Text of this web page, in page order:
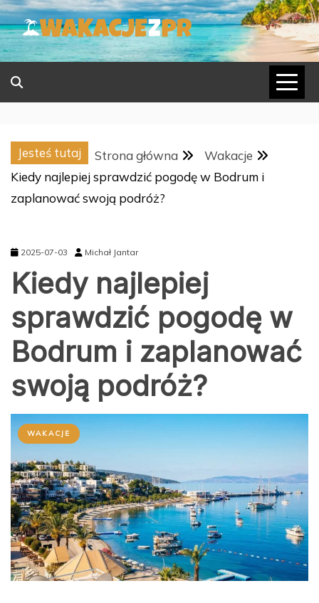
Skip
to
content
Jesteś tutaj Strona główna
Wakacje
Kiedy najlepiej sprawdzić pogodę w Bodrum i
zaplanować swoją podróż?
2025-07-03 Michał Jantar
Kiedy najlepiej
sprawdzić pogodę w
Bodrum i zaplanować
swoją podróż?
WAKACJE